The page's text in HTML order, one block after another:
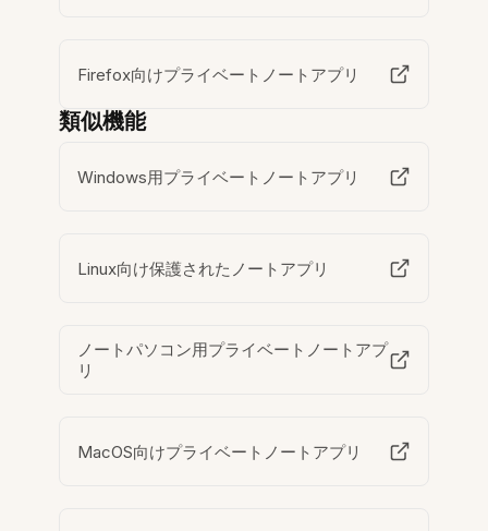
Firefox向けプライベートノートアプリ
類似機能
Windows用プライベートノートアプリ
Linux向け保護されたノートアプリ
ノートパソコン用プライベートノートアプ
リ
MacOS向けプライベートノートアプリ